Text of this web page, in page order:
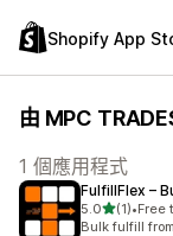
Shopify App
由 MPC
1 個應用程式
FulfillFlex –
5.0滿分 5 顆星
(1)
共有 1 則評價
•Free
Bulk fulfill